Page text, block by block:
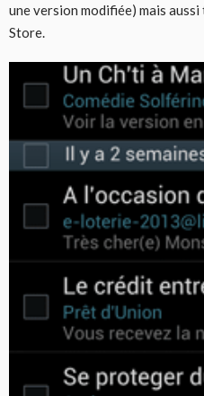
une version modifiée) mais
Store.